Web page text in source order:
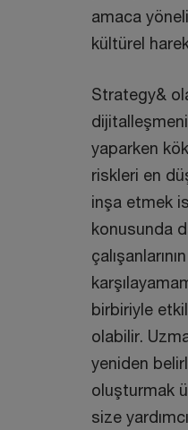
amaca
kültürel
Strategy&
yaparken
riskleri en
inşa etmek
konusunda
birbiriyle
olabilir.
yeniden
oluşturmak
size